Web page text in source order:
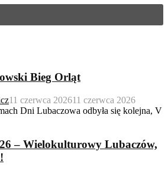
Bieg Orląt
11 czerwca 202611 czerwca 2026
Dni Lubaczowa odbyła się kolejna, V
– Wielokulturowy Lubaczów,